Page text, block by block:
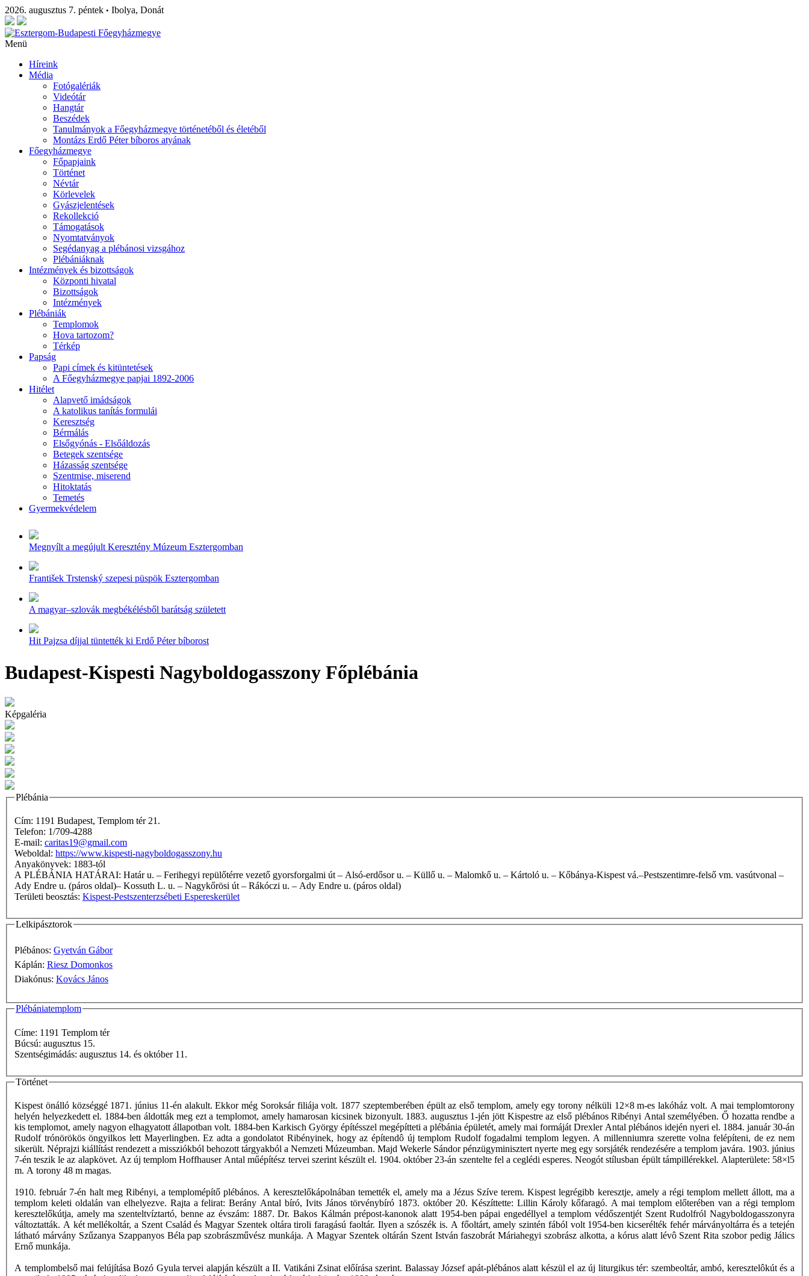
2026. augusztus 7. péntek • Ibolya, Donát
Menü
Híreink
Média
Fotógalériák
Videótár
Hangtár
Beszédek
Tanulmányok a Főegyházmegye történetéből és életéből
Montázs Erdő Péter bíboros atyának
Főegyházmegye
Főpapjaink
Történet
Névtár
Körlevelek
Gyászjelentések
Rekollekció
Támogatások
Nyomtatványok
Segédanyag a plébánosi vizsgához
Plébániáknak
Intézmények és bizottságok
Központi hivatal
Bizottságok
Intézmények
Plébániák
Templomok
Hova tartozom?
Térkép
Papság
Papi címek és kitüntetések
A Főegyházmegye papjai 1892-2006
Hitélet
Alapvető imádságok
A katolikus tanítás formulái
Keresztség
Bérmálás
Elsőgyónás - Elsőáldozás
Betegek szentsége
Házasság szentsége
Szentmise, miserend
Hitoktatás
Temetés
Gyermekvédelem
Megnyílt a megújult Keresztény Múzeum Esztergomban
František Trstenský szepesi püspök Esztergomban
A magyar–szlovák megbékélésből barátság született
Hit Pajzsa díjjal tüntették ki Erdő Péter bíborost
Budapest-Kispesti Nagyboldogasszony Főplébánia
Képgaléria
Plébánia
Cím: 1191 Budapest, Templom tér 21.
Telefon: 1/709-4288
E-mail: caritas19@gmail.com
Weboldal: https://www.kispesti-nagyboldogasszony.hu
Anyakönyvek: 1883-tól
A PLÉBÁNIA HATÁRAI: Határ u. – Ferihegyi repülőtérre vezető gyorsforgalmi út – Alsó-erdősor u. – Küllő u. – Malomkő u. – Kártoló u. – Kőbánya-Kispest vá.–Pestszentimre-felső vm. vasútvonal –
Ady Endre u. (páros oldal)– Kossuth L. u. – Nagykőrösi út – Rákóczi u. – Ady Endre u. (páros oldal)
Területi beosztás: Kispest-Pestszenterzsébeti Espereskerület
Lelkipásztorok
Plébános: Gyetván Gábor
Káplán: Riesz Domonkos
Diakónus: Kovács János
Plébániatemplom
Címe: 1191 Templom tér
Búcsú: augusztus 15.
Szentségimádás: augusztus 14. és október 11.
Történet
Kispest önálló községgé 1871. június 11-én alakult. Ekkor még Soroksár filiája volt. 1877 szeptemberében épült az első templom, amely egy torony nélküli 12×8 m-es lakóház volt. A mai templomtorony
helyén helyezkedett el. 1884-ben áldották meg ezt a templomot, amely hamarosan kicsinek bizonyult. 1883. augusztus 1-jén jött Kispestre az első plébános Ribényi Antal személyében. Ő hozatta rendbe a
kis templomot, amely nagyon elhagyatott állapotban volt. 1884-ben Karkisch György építésszel megépítteti a plébánia épületét, amely mai formáját Drexler Antal plébános idején nyeri el. 1884. január 30-án
Rudolf trónörökös öngyilkos lett Mayerlingben. Ez adta a gondolatot Ribényinek, hogy az építendô új templom Rudolf fogadalmi templom legyen. A millenniumra szerette volna felépíteni, de ez nem
sikerült. Néprajzi kiállítást rendezett a missziókból behozott tárgyakból a Nemzeti Múzeumban. Majd Wekerle Sándor pénzügyminisztert nyerte meg egy sorsjáték rendezésére a templom javára. 1903. június
7-én teszik le az alapkövet. Az új templom Hoffhauser Antal műépítész tervei szerint készült el. 1904. október 23-án szentelte fel a ceglédi esperes. Neogót stílusban épült támpillérekkel. Alapterülete: 58×l5
m. A torony 48 m magas.
1910. február 7-én halt meg Ribényi, a templomépítő plébános. A keresztelőkápolnában temették el, amely ma a Jézus Szíve terem. Kispest legrégibb keresztje, amely a régi templom mellett állott, ma a
templom keleti oldalán van elhelyezve. Rajta a felirat: Berány Antal bíró, Ivits János törvénybíró 1873. október 20. Készíttette: Lillin Károly kőfaragó. A mai templom előterében van a régi templom
keresztelőkútja, amely ma szenteltvíztartó, benne az évszám: 1887. Dr. Bakos Kálmán prépost-kanonok alatt 1954-ben pápai engedéllyel a templom védőszentjét Szent Rudolfról Nagyboldogasszonyra
változtatták. A két mellékoltár, a Szent Család és Magyar Szentek oltára tiroli faragású faoltár. Ilyen a szószék is. A főoltárt, amely szintén fából volt 1954-ben kicserélték fehér márványoltárra és a tetején
látható márvány Szűzanya Szappanyos Béla pap szobrászművész munkája. A Magyar Szentek oltárán Szent István faszobrát Máriahegyi szobrász alkotta, a kórus alatt lévô Szent Rita szobor pedig Jálics
Ernő munkája.
A templombelső mai felújítása Bozó Gyula tervei alapján készült a II. Vatikáni Zsinat előírása szerint. Balassay József apát-plébános alatt készül el az új liturgikus tér: szembeoltár, ambó, keresztelôkút és a